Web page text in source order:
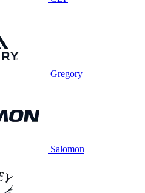
Gregory
Salomon